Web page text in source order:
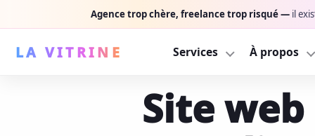
Agence trop chère, freelance trop risqué —il
LA VITRINE Services
Pack performance
À propos
Derrière
À
Site